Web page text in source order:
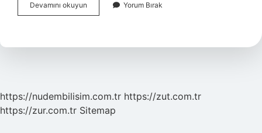
Devamını okuyun
Ile
Alınır
Yorum Bırak
https://nudembilisim.com.tr https://zut.com.tr
https://zur.com.tr Sitemap